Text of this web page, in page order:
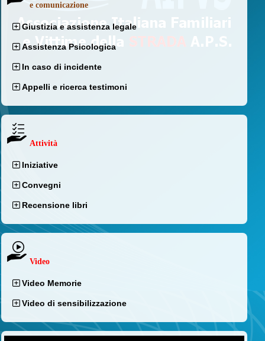
e comunicazione
Giustizia e assistenza legale
Assistenza Psicologica
In caso di incidente
Appelli e ricerca testimoni
Attività
Iniziative
Convegni
Recensione libri
Video
Video Memorie
Video di sensibilizzazione